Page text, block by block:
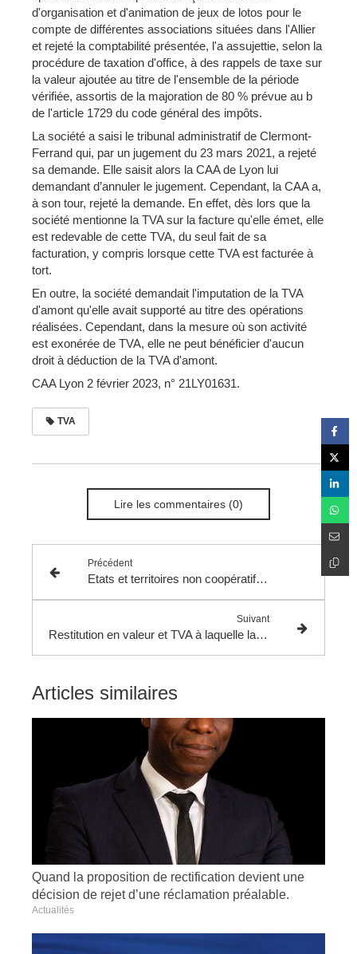
d'organisation et d'animation de jeux de lotos pour le
compte de différentes associations situées dans l'Allier
et rejeté la comptabilité présentée, l'a assujettie, selon la
procédure de taxation d'office, à des rappels de taxe sur
la valeur ajoutée au titre de l'ensemble de la période
vérifiée, assortis de la majoration de 80 % prévue au b
de l'article 1729 du code général des impôts.
La société a saisi le tribunal administratif de Clermont-
Ferrand qui, par un jugement du 23 mars 2021, a rejeté
sa demande. Elle saisit alors la CAA de Lyon lui
demandant d’annuler le jugement. Cependant, la CAA a,
à son tour, rejeté la demande. En effet, dès lors que la
société mentionne la TVA sur la facture qu'elle émet, elle
est redevable de cette TVA, du seul fait de sa
facturation, y compris lorsque cette TVA est facturée à
tort.
En outre, la société demandait l'imputation de la TVA
d'amont qu'elle avait supporté au titre des opérations
réalisées. Cependant, dans la mesure où son activité
est exonérée de TVA, elle ne peut bénéficier d'aucun
droit à déduction de la TVA d'amont.
CAA Lyon 2 février 2023, n° 21LY01631.
TVA
Lire les commentaires (0)
Précédent
Etats et territoires non coopératifs à des fins fiscales.
Suivant
Restitution en valeur et TVA à laquelle la prestation est assujettie.
Articles similaires
Quand la proposition de rectification devient une
décision de rejet d’une réclamation préalable.
Actualités